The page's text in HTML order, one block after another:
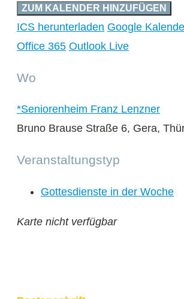
ZUM KALENDER HINZUFÜGEN
ICS herunterladen Google
Office 365 Outlook Live
Wo
*Seniorenheim Franz Lenzner
Bruno Brause Straße 6, Gera,
Veranstaltungstyp
Gottesdienste in der Woche
Karte nicht verfügbar